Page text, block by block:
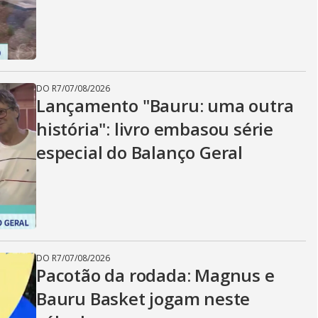
DO R7/07/08/2026
Lançamento "Bauru: uma outra
história": livro embasou série
especial do Balanço Geral
DO R7/07/08/2026
Pacotão da rodada: Magnus e
Bauru Basket jogam neste